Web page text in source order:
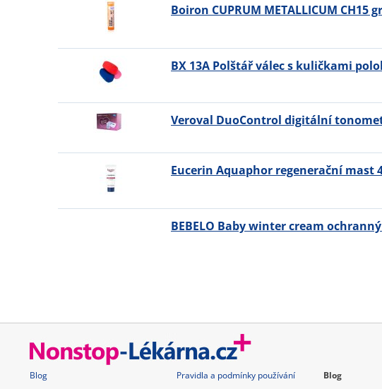
Boiron CUPRUM METALLICUM CH15
BX 13A Polštář válec s kuličkami
Veroval DuoControl digitální
Eucerin Aquaphor regenerační mast
BEBELO Baby winter cream
Blog Pravidla a podmínky používání
Blog